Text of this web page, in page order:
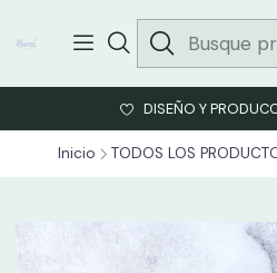
DISEÑO Y
Inicio TODOS LOS